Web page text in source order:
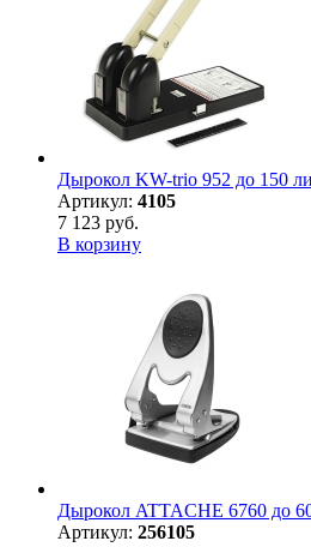
Дырокол KW-trio 952 до 150
Артикул: 4105
7 123 руб.
В корзину
Дырокол ATTACHE 6760 до
Артикул: 256105